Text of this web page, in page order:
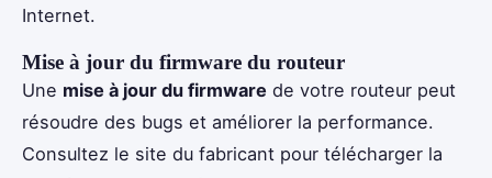
Internet.
Mise à jour du firmware du routeur
Une mise à jour du firmware de votre routeur peut
résoudre des bugs et améliorer la performance.
Consultez le site du fabricant pour télécharger la